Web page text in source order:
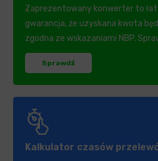
Zaprezentowany konwerter to
gwarancja, że uzyskana kwota
zgodna ze wskazaniami NBP.
Sprawdź
Kalkulator czasów